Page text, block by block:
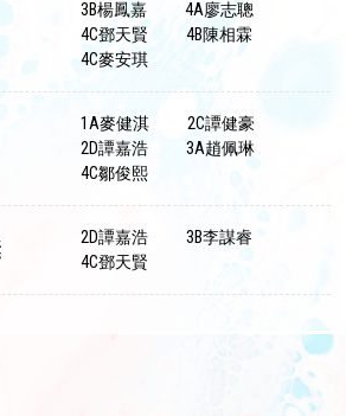
3B楊鳳嘉
4A廖志聰
4C鄧天賢
4B陳相霖
4C麥安琪
1A麥健淇
2C譚健豪
2D譚嘉浩
3A趙佩琳
4C鄒俊熙
2D譚嘉浩
3B李謀睿
4C鄧天賢